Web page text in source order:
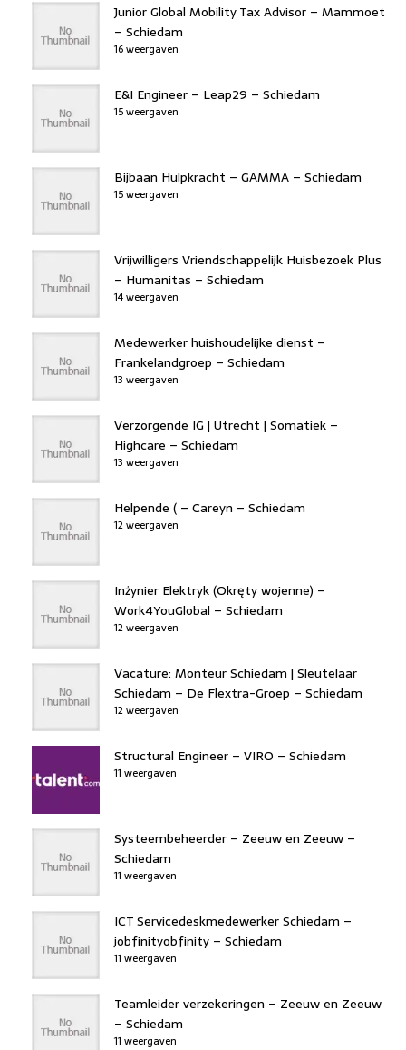
Junior Global Mobility Tax Advisor – Mammoet
– Schiedam
16 weergaven
E&I Engineer – Leap29 – Schiedam
15 weergaven
Bijbaan Hulpkracht – GAMMA – Schiedam
15 weergaven
Vrijwilligers Vriendschappelijk Huisbezoek Plus
– Humanitas – Schiedam
14 weergaven
Medewerker huishoudelijke dienst –
Frankelandgroep – Schiedam
13 weergaven
Verzorgende IG | Utrecht | Somatiek –
Highcare – Schiedam
13 weergaven
Helpende ( – Careyn – Schiedam
12 weergaven
Inżynier Elektryk (Okręty wojenne) –
Work4YouGlobal – Schiedam
12 weergaven
Vacature: Monteur Schiedam | Sleutelaar
Schiedam – De Flextra-Groep – Schiedam
12 weergaven
Structural Engineer – VIRO – Schiedam
11 weergaven
Systeembeheerder – Zeeuw en Zeeuw –
Schiedam
11 weergaven
ICT Servicedeskmedewerker Schiedam –
jobfinityobfinity – Schiedam
11 weergaven
Teamleider verzekeringen – Zeeuw en Zeeuw
– Schiedam
11 weergaven